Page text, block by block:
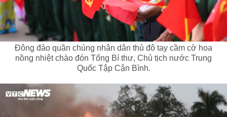
Đông đảo quần chúng nhân dân thủ đô tay cầm cờ hoa
nồng nhiệt chào đón Tổng Bí thư, Chủ tịch nước Trung
Quốc Tập Cận Bình.